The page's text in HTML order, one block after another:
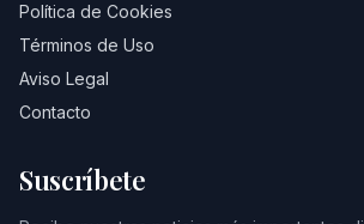
Política de Cookies
Términos de Uso
Aviso Legal
Contacto
Suscríbete